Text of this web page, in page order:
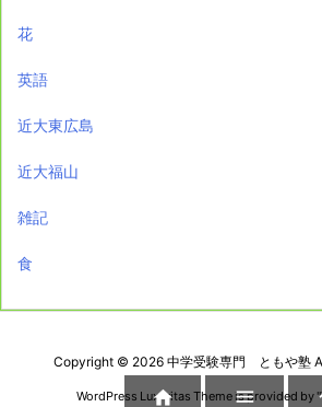
花
英語
近大東広島
近大福山
雑記
食
Copyright © 2026 中学受験専門 ともや塾
WordPress Luxeritas Theme is provided by "
 